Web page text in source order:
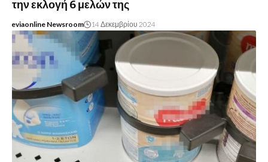
την εκλογή 6 μελών της
eviaonline Newsroom 14 Δεκεμβρίου 2024